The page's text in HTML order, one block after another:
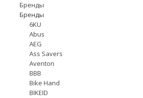
Бренды
Бренды
6KU
Abus
AEG
Ass Savers
Aventon
BBB
Bike Hand
BIKEID